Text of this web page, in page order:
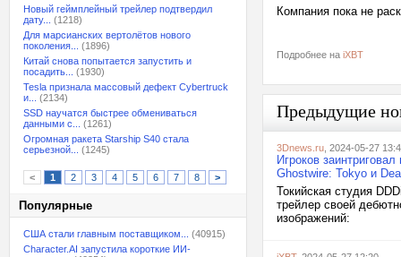
Новый геймплейный трейлер подтвердил
дату...
(1218)
Для марсианских вертолётов нового
поколения...
(1896)
Китай снова попытается запустить и
посадить...
(1930)
Tesla признала массовый дефект Cybertruck
и...
(2134)
SSD научатся быстрее обмениваться
данными с...
(1261)
Огромная ракета Starship S40 стала
серьезной...
(1245)
< 1 2 3 4 5 6 7 8 >
Популярные
США стали главным поставщиком...
(40915)
Character.AI запустила короткие ИИ-
Компания пока не
Подробнее на iXBT
Предыдущие
3Dnews.ru , 2024-05-27
Игроков
Ghostwire: Tokyo и
Токийская студия
трейлер своей
изображений: